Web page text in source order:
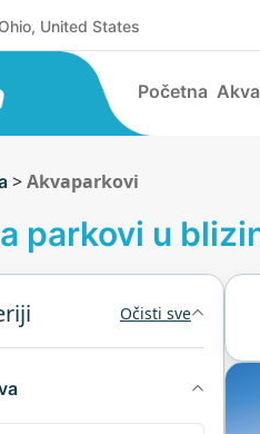
United States
Početna
>Akvaparkovi
parkovi u
Očisti sve